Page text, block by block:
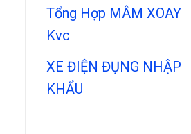
Tổng Hợp MÂM XOAY
Kvc
XE ĐIỆN ĐỤNG NHẬP
KHẨU